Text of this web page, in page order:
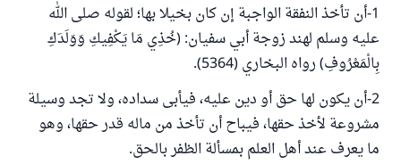
1-أن تأخذ النفقة الواجبة إن كان بخيلا بها؛ لقوله صلى الله
عليه وسلم لهند زوجة أبي سفيان: (خُذِي مَا يَكْفِيكِ وَوَلَدَكِ
بِالْمَعْرُوفِ) رواه البخاري (5364).
2-أن يكون لها حق أو دين عليه، فيأبى سداده، ولا تجد وسيلة
مشروعة لأخذ حقها، فيباح أن تأخذ من ماله قدر حقها، وهو
ما يعرف عند أهل العلم بمسألة الظفر بالحق.